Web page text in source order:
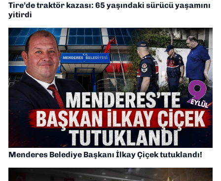
Tire’de traktör kazası: 65 yaşındaki sürücü yaşamını
yitirdi
Menderes Belediye Başkanı İlkay Çiçek tutuklandı!